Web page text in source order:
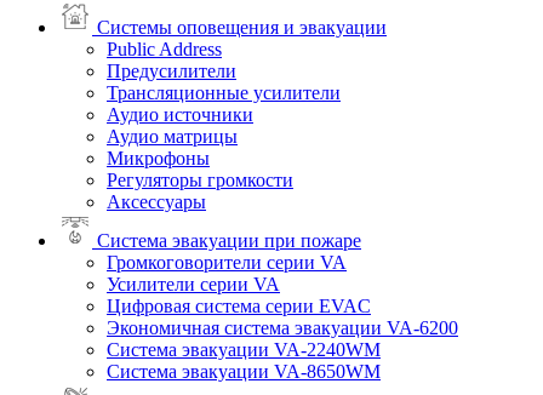
Системы оповещения и эвакуации
Public Address
Предусилители
Трансляционные усилители
Аудио источники
Аудио матрицы
Микрофоны
Регуляторы громкости
Аксессуары
Система эвакуации при пожаре
Громкоговорители серии VA
Усилители серии VA
Цифровая система серии EVAC
Экономичная система эвакуации VA-6200
Система эвакуации VA-2240WM
Система эвакуации VA-8650WM